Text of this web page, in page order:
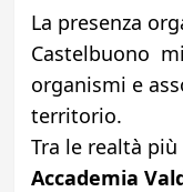
La presenza
Castelbuono
organismi e
territorio.
Tra le realtà
Accademia